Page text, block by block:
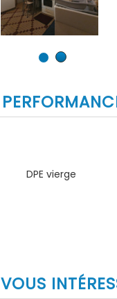
DPE vierge
VOUS